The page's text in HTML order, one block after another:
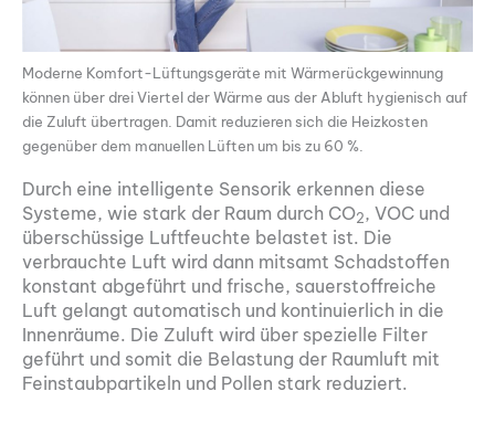
Moderne Komfort-Lüftungsgeräte mit Wärmerückgewinnung
können über drei Viertel der Wärme aus der Abluft hygienisch auf
die Zuluft übertragen. Damit reduzieren sich die Heizkosten
gegenüber dem manuellen Lüften um bis zu 60 %.
Durch eine intelligente Sensorik erkennen diese
Systeme, wie stark der Raum durch CO2, VOC und
überschüssige Luftfeuchte belastet ist. Die
verbrauchte Luft wird dann mitsamt Schadstoffen
konstant abgeführt und frische, sauerstoffreiche
Luft gelangt automatisch und kontinuierlich in die
Innenräume. Die Zuluft wird über spezielle Filter
geführt und somit die Belastung der Raumluft mit
Feinstaubpartikeln und Pollen stark reduziert.